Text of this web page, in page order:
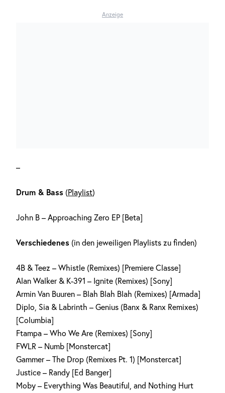
Anzeige
–
Drum & Bass (Playlist)
John B – Approaching Zero EP [Beta]
Verschiedenes (in den jeweiligen Playlists zu finden)
4B & Teez – Whistle (Remixes) [Premiere Classe]
Alan Walker & K-391 – Ignite (Remixes) [Sony]
Armin Van Buuren – Blah Blah Blah (Remixes) [Armada]
Diplo, Sia & Labrinth – Genius (Banx & Ranx Remixes)
[Columbia]
Ftampa – Who We Are (Remixes) [Sony]
FWLR – Numb [Monstercat]
Gammer – The Drop (Remixes Pt. 1) [Monstercat]
Justice – Randy [Ed Banger]
Moby – Everything Was Beautiful, and Nothing Hurt